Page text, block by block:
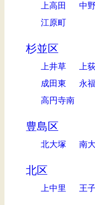
上高田 中野
江原町
杉並区
上井草 上
成田東
永
高円寺南
豊島区
北大塚 南
北区
上中里 王子